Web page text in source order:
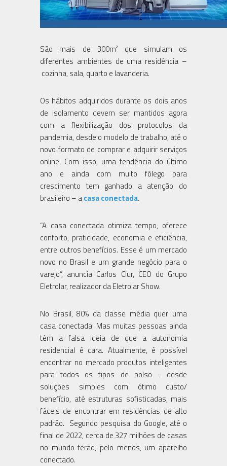
São mais de 300m² que simulam os
diferentes ambientes de uma residência –
cozinha, sala, quarto e lavanderia.
Os hábitos adquiridos durante os dois anos
de isolamento devem ser mantidos agora
com a flexibilização dos protocolos da
pandemia, desde o modelo de trabalho, até o
novo formato de comprar e adquirir serviços
online. Com isso, uma tendência do último
ano e ainda com muito fôlego para
crescimento tem ganhado a atenção do
brasileiro – acasa conectada.
“A casa conectada otimiza tempo, oferece
conforto, praticidade, economia e eficiência,
entre outros benefícios. Esse é um mercado
novo no Brasil e um grande negócio para o
varejo”, anuncia Carlos Clur, CEO do Grupo
Eletrolar, realizador da Eletrolar Show.
No Brasil, 80% da classe média quer uma
casa conectada. Mas muitas pessoas ainda
têm a falsa ideia de que a autonomia
residencial é cara. Atualmente, é possível
encontrar no mercado produtos inteligentes
para todos os tipos de bolso - desde
soluções simples com ótimo custo/
benefício, até estruturas sofisticadas, mais
fáceis de encontrar em residências de alto
padrão. Segundo pesquisa do Google, até o
final de 2022, cerca de 327 milhões de casas
no mundo terão, pelo menos, um aparelho
conectado.